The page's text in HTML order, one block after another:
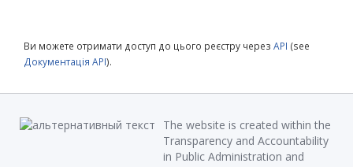
Ви можете отримати доступ до цього реєстру через API (see
Документація API).
The website is created within the
Transparency and Accountability
in Public Administration and